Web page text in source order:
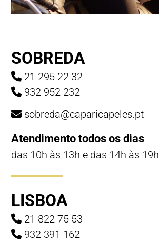
SOBREDA
21 295 22 32
932 952 232
sobreda@caparicapeles.pt
Atendimento todos os dias
das 10h às 13h e das 14h às 19h
LISBOA
21 822 75 53
932 391 162